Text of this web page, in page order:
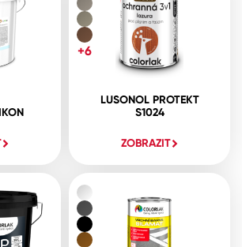
LUSONOL PROTEKT
S1024
ZOBRAZIT
+6